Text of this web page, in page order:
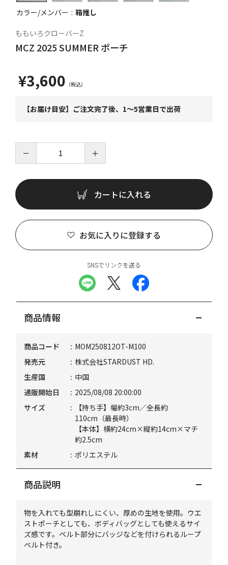
カラー/メンバー 箱推し
ももいろクローバーZ
MCZ 2025 SUMMER ポーチ
¥3,600
【お届け目安】ご注文完了後、1～5営業日で出荷
－ ＋
カートに入れる
お気に入りに登録する
SNSでリンクを送る
商品情報
商品コード
MOM250812OT-M100
発売元
株式会社STARDUST HD.
生産国
中国
通販開始日
2025/08/08 20:00:00
サイズ
【持ち手】幅約3cm／全長約
110cm（最長時）
【本体】横約24cm×縦約14cm×マチ
約2.5cm
素材
ポリエステル
商品説明
物を入れても型崩れしにくい、厚めの生地を使用。ウエ
ストポーチとしても、ボディバッグとしても使えるサイ
ズ感です。ベルト部分にバッジなどを付けられるループ
ベルト付き。